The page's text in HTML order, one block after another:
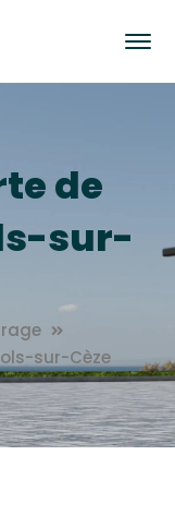
de
sur-
sur-Cèze